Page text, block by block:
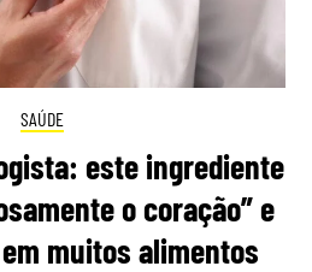
SAÚDE
este ingrediente
o coração” e
muitos alimentos